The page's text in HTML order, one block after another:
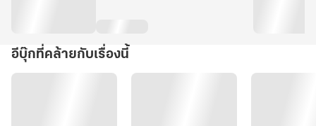
อีบุ๊กที่คล้ายกับเรื่องนี้